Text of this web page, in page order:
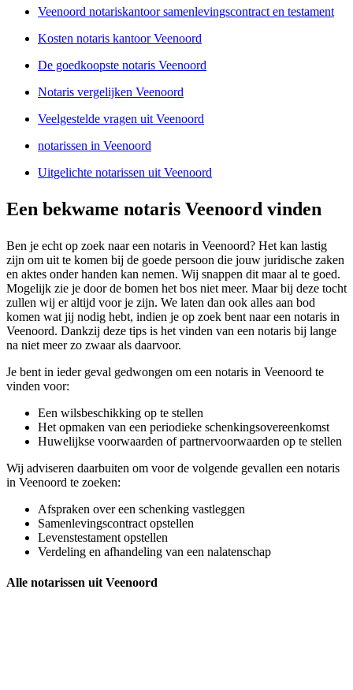
Veenoord notariskantoor samenlevingscontract en testament
Kosten notaris kantoor Veenoord
De goedkoopste notaris Veenoord
Notaris vergelijken Veenoord
Veelgestelde vragen uit Veenoord
notarissen in Veenoord
Uitgelichte notarissen uit Veenoord
Een bekwame notaris Veenoord vinden
Ben je echt op zoek naar een notaris in Veenoord? Het kan lastig
zijn om uit te komen bij de goede persoon die jouw juridische zaken
en aktes onder handen kan nemen. Wij snappen dit maar al te goed.
Mogelijk zie je door de bomen het bos niet meer. Maar bij deze tocht
zullen wij er altijd voor je zijn. We laten dan ook alles aan bod
komen wat jij nodig hebt, indien je op zoek bent naar een notaris in
Veenoord. Dankzij deze tips is het vinden van een notaris bij lange
na niet meer zo zwaar als daarvoor.
Je bent in ieder geval gedwongen om een notaris in Veenoord te
vinden voor:
Een wilsbeschikking op te stellen
Het opmaken van een periodieke schenkingsovereenkomst
Huwelijkse voorwaarden of partnervoorwaarden op te stellen
Wij adviseren daarbuiten om voor de volgende gevallen een notaris
in Veenoord te zoeken:
Afspraken over een schenking vastleggen
Samenlevingscontract opstellen
Levenstestament opstellen
Verdeling en afhandeling van een nalatenschap
Alle notarissen uit Veenoord